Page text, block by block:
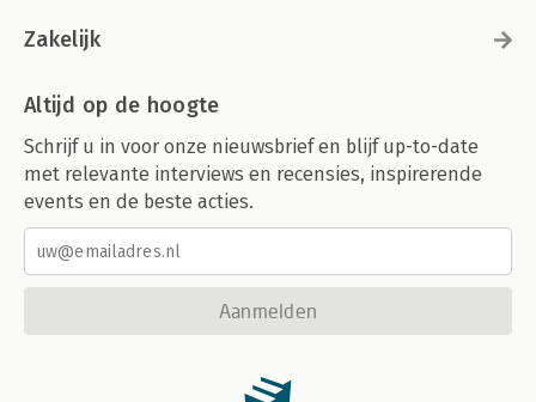
Zakelijk
Altijd op de hoogte
Schrijf u in voor onze nieuwsbrief en blijf up-to-date
met relevante interviews en recensies, inspirerende
events en de beste acties.
Aanmelden